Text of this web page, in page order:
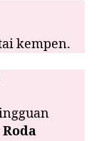
kempen.